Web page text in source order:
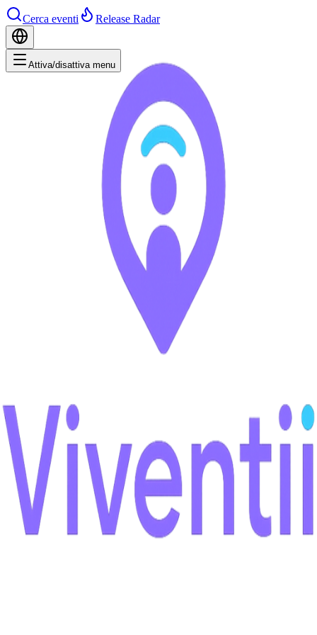
Cerca eventi Release Radar
Attiva/disattiva menu